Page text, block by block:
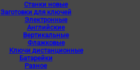
Станки новые
Заготовки для ключей
Электронные
Английские
Вертикальные
Флажковые
Ключи дистанционные
Батарейки
Разное